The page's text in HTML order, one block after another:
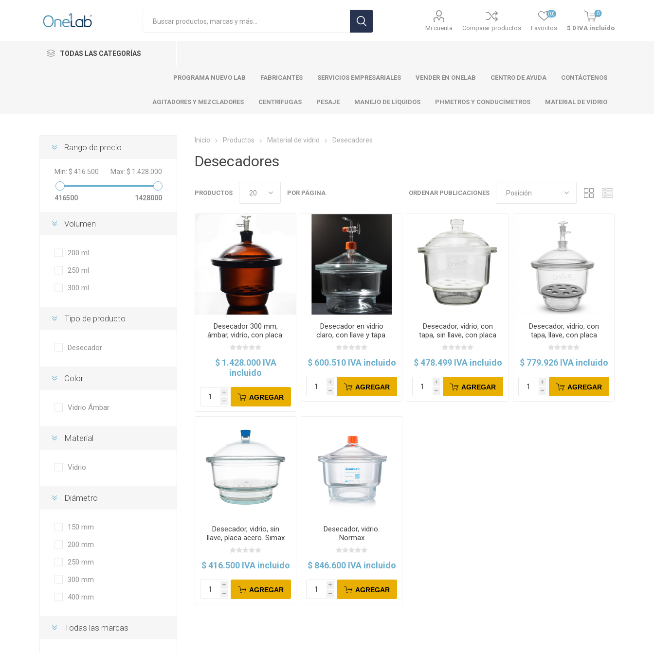
Mi cuenta Comparar productos Favoritos
(0) 0
$ 0 IVA incluido
TODAS LAS CATEGORÍAS
PROGRAMA NUEVO LAB FABRICANTES
Mettler Toledo
SERVICIOS EMPRESARIALES VENDER EN ONELAB CENTRO DE AYUDA CONTÁCTENOS
AGITADORES Y MEZCLADORES CENTRÍFUGAS PESAJE MANEJO DE LÍQUIDOS PHMETROS Y CONDUCÍMETROS MATERIAL DE VIDRIO
Inicio Productos Material de vidrio Desecadores
Desecadores
ORDENAR PUBLICACIONES
PRODUCTOS POR PÁGINA
Desecador 300 mm,
ámbar, vidrio, con placa.
Glassco
$ 1.428.000 IVA
incluido
i
h AGREGAR
Desecador en vidrio
claro, con llave y tapa.
Normax
$ 600.510 IVA incluido
i
h AGREGAR
Desecador, vidrio, con
tapa, sin llave, con placa
de cerámica. Labscient
$ 478.499 IVA incluido
i
h AGREGAR
Desecador, vidrio, con
tapa, llave, con placa
porosa. Labscient
$ 779.926 IVA incluido
i
h AGREGAR
Desecador, vidrio, sin
llave, placa acero. Simax
$ 416.500 IVA incluido
i
h AGREGAR
Desecador, vidrio.
Normax
$ 846.600 IVA incluido
i
h AGREGAR
Rango de precio
Min: $ 416.500 Max: $ 1.428.000
416500 1428000
Volumen
200 ml
250 ml
300 ml
Tipo de producto
Desecador
Color
Vidrio Ámbar
Material
Vidrio
Diámetro
150 mm
200 mm
250 mm
300 mm
400 mm
Todas las marcas